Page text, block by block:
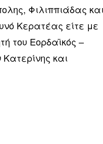
Φιλιππιάδας
Κερατέας είτε με
του Εορδαϊκός –
και